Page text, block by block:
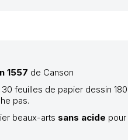
1557 de Canson
feuilles de papier dessin 180
pas.
beaux-arts sans acide